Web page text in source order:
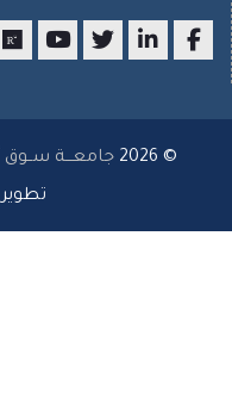
جامعـــة ســوق أهراس
مكتب